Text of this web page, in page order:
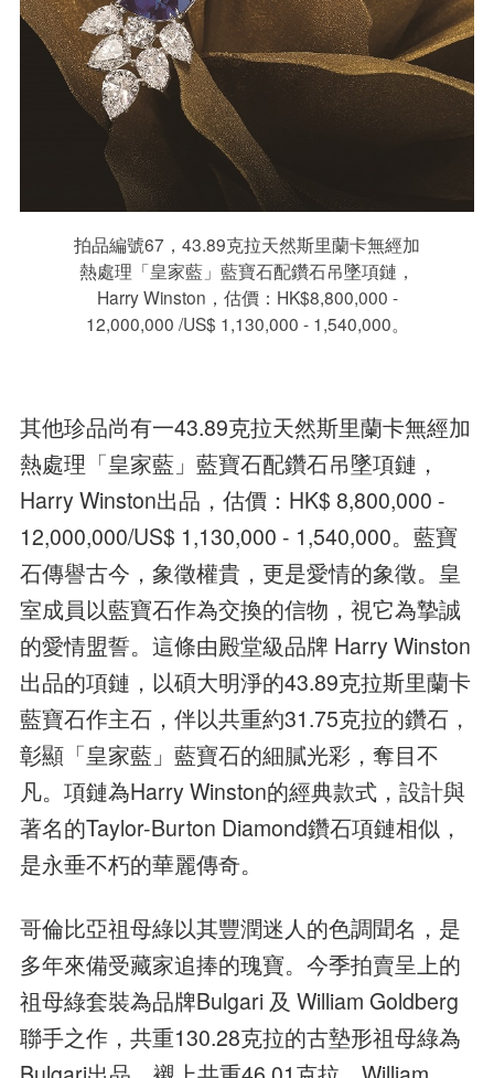
拍品編號67，43.89克拉天然斯里蘭卡無經加
熱處理「皇家藍」藍寶石配鑽石吊墜項鏈，
Harry Winston，估價：HK$8,800,000 -
12,000,000 /US$ 1,130,000 - 1,540,000。
其他珍品尚有一43.89克拉天然斯里蘭卡無經加
熱處理「皇家藍」藍寶石配鑽石吊墜項鏈，
Harry Winston出品，估價：HK$ 8,800,000 -
12,000,000/US$ 1,130,000 - 1,540,000。藍寶
石傳譽古今，象徵權貴，更是愛情的象徵。皇
室成員以藍寶石作為交換的信物，視它為摯誠
的愛情盟誓。這條由殿堂級品牌 Harry Winston
出品的項鏈，以碩大明淨的43.89克拉斯里蘭卡
藍寶石作主石，伴以共重約31.75克拉的鑽石，
彰顯「皇家藍」藍寶石的細膩光彩，奪目不
凡。項鏈為Harry Winston的經典款式，設計與
著名的Taylor-Burton Diamond鑽石項鏈相似，
是永垂不朽的華麗傳奇。
哥倫比亞祖母綠以其豐潤迷人的色調聞名，是
多年來備受藏家追捧的瑰寶。今季拍賣呈上的
祖母綠套裝為品牌Bulgari 及 William Goldberg
聯手之作，共重130.28克拉的古墊形祖母綠為